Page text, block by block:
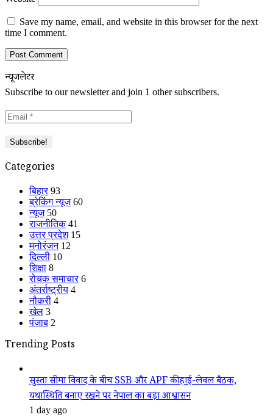
Save my name, email, and website in this browser for the next
time I comment.
न्यूजलेटर
Subscribe to our newsletter and join 1 other subscribers.
Categories
बिहार 93
ब्रेकिंग न्यूज 60
न्यूज 50
राजनीतिक 41
उत्तर प्रदेश 15
मनोरंजन 12
दिल्ली 10
शिक्षा 8
रोचक समाचार 6
अंतर्राष्ट्रीय 4
नौकरी 4
खेल 3
पंजाब 2
Trending Posts
सुस्ता सीमा विवाद के बीच SSB और APF की हाई-लेवल बैठक,
यथास्थिति बनाए रखने पर नेपाल का बड़ा आश्वासन
1 day ago